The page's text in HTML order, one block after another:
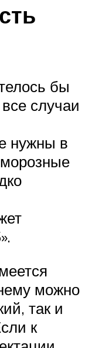
бы
случаи
нужны в
можно
так и
к